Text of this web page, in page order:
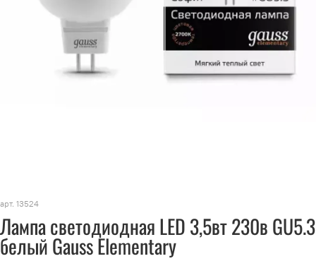
арт. 13524
Лампа светодиодная LED 3,5вт 230в GU5.3
белый Gauss Elementary